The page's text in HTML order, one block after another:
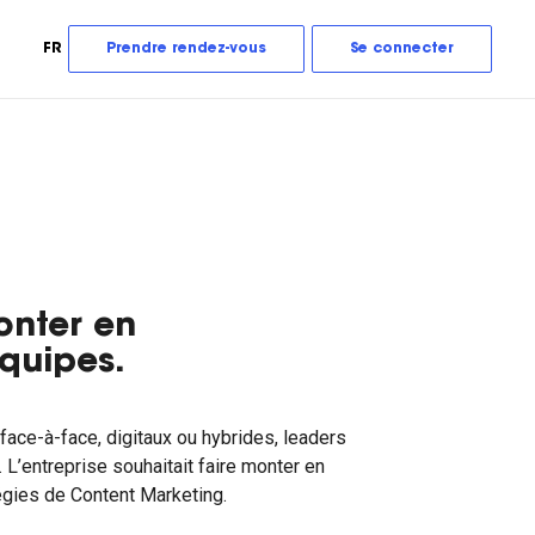
FR Prendre rendez-vous Se connecter
en
à-face, digitaux ou hybrides, leaders
souhaitait faire monter en
de Content Marketing.